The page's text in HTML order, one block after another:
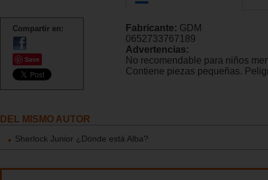
Compartir en:
Save
Fabricante: GDM
0652733767189
Advertencias:
No recomendable para niños
Contiene piezas pequeñas.
DEL MISMO AUTOR
Sherlock Junior ¿Dónde está Alba?